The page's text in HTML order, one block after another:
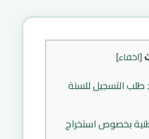
[اخفاء]
طلب التسجيل للسنة
بخصوص استخراج